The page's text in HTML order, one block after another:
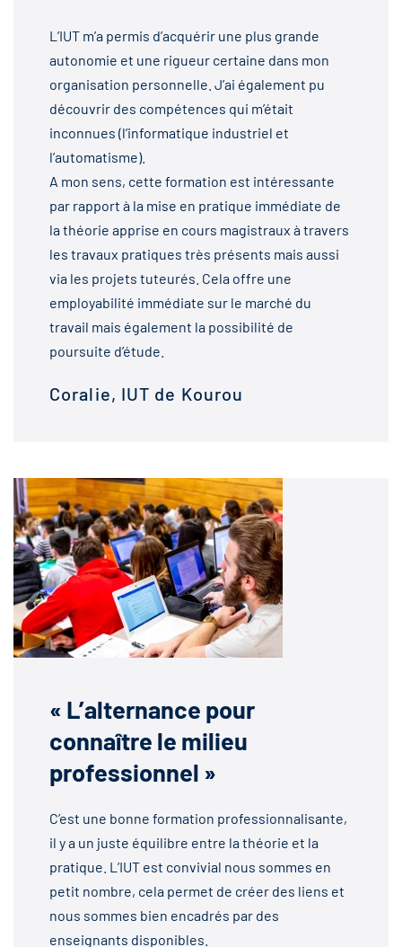
L’IUT m’a permis d’acquérir une plus grande
autonomie et une rigueur certaine dans mon
organisation personnelle. J’ai également pu
découvrir des compétences qui m’était
inconnues (l’informatique industriel et
l’automatisme).
A mon sens, cette formation est intéressante
par rapport à la mise en pratique immédiate de
la théorie apprise en cours magistraux à travers
les travaux pratiques très présents mais aussi
via les projets tuteurés. Cela offre une
employabilité immédiate sur le marché du
travail mais également la possibilité de
poursuite d’étude.
Coralie, IUT de Kourou
« L’alternance pour
connaître le milieu
professionnel »
C’est une bonne formation professionnalisante,
il y a un juste équilibre entre la théorie et la
pratique. L’IUT est convivial nous sommes en
petit nombre, cela permet de créer des liens et
nous sommes bien encadrés par des
enseignants disponibles.